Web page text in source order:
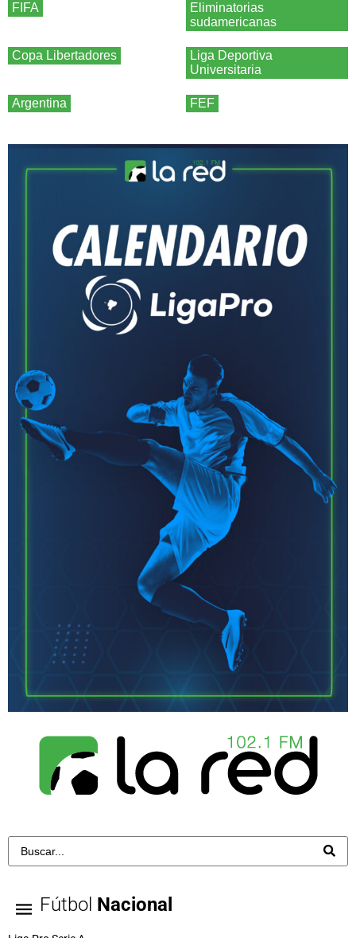
FIFA
Eliminatorias
sudamericanas
Copa Libertadores
Liga Deportiva
Universitaria
Argentina FEF
Fútbol Nacional